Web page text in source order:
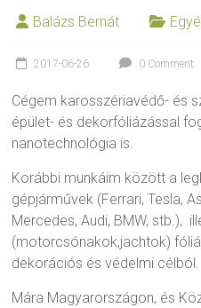
Balázs Bernát
2017-06-26 0 Comment
Cégem karosszériavédő- és
épület- és dekorfóliázással
nanotechnológia is.
Korábbi munkáim között a
gépjárművek (Ferrari, Tesla,
Mercedes, Audi, BMW, stb.),
(motorcsónakok,jachtok)
dekorációs és védelmi célból.
Mára Magyarországon, és